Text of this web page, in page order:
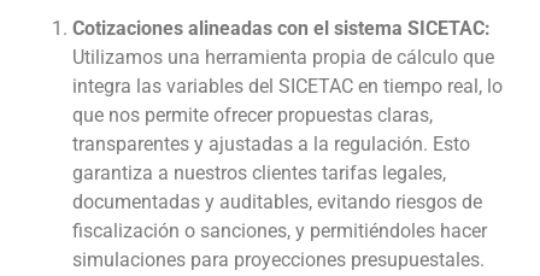
Cotizaciones alineadas con el sistema SICETAC:
Utilizamos una herramienta propia de cálculo que
integra las variables del SICETAC en tiempo real, lo
que nos permite ofrecer propuestas claras,
transparentes y ajustadas a la regulación. Esto
garantiza a nuestros clientes tarifas legales,
documentadas y auditables, evitando riesgos de
fiscalización o sanciones, y permitiéndoles hacer
simulaciones para proyecciones presupuestales.